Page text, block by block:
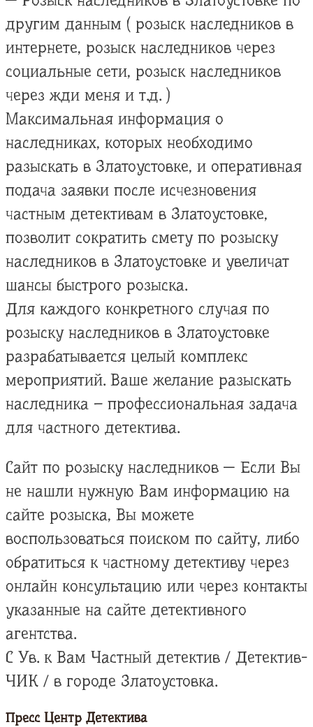
другим данным ( розыск наследников в
интернете, розыск наследников через
социальные сети, розыск наследников
через жди меня и т.д. )
Максимальная информация о
наследниках, которых необходимо
разыскать в Златоустовке, и оперативная
подача заявки после исчезновения
частным детективам в Златоустовке,
позволит сократить смету по розыску
наследников в Златоустовке и увеличат
шансы быстрого розыска.
Для каждого конкретного случая по
розыску наследников в Златоустовке
разрабатывается целый комплекс
мероприятий. Ваше желание разыскать
наследника – профессиональная задача
для частного детектива.
Сайт по розыску наследников — Если Вы
не нашли нужную Вам информацию на
сайте розыска, Вы можете
воспользоваться поиском по сайту, либо
обратиться к частному детективу через
онлайн консультацию или через контакты
указанные на сайте детективного
агентства.
С Ув. к Вам Частный детектив / Детектив-
ЧИК / в городе Златоустовка.
Пресс Центр Детектива